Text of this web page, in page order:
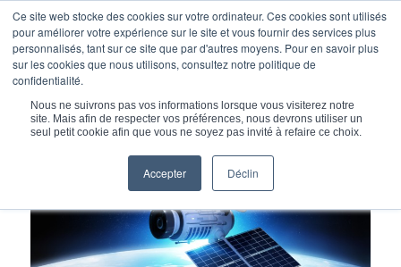
Ce site web stocke des cookies sur votre ordinateur. Ces cookies sont utilisés
pour améliorer votre expérience sur le site et vous fournir des services plus
personnalisés, tant sur ce site que par d'autres moyens. Pour en savoir plus
sur les cookies que nous utilisons, consultez notre politique de
confidentialité.
Nous ne suivrons pas vos informations lorsque vous visiterez notre
site. Mais afin de respecter vos préférences, nous devrons utiliser un
seul petit cookie afin que vous ne soyez pas invité à refaire ce choix.
Accepter Déclin
Vous êtes ici : Accueil / Articles / La fabrication dans l'espace